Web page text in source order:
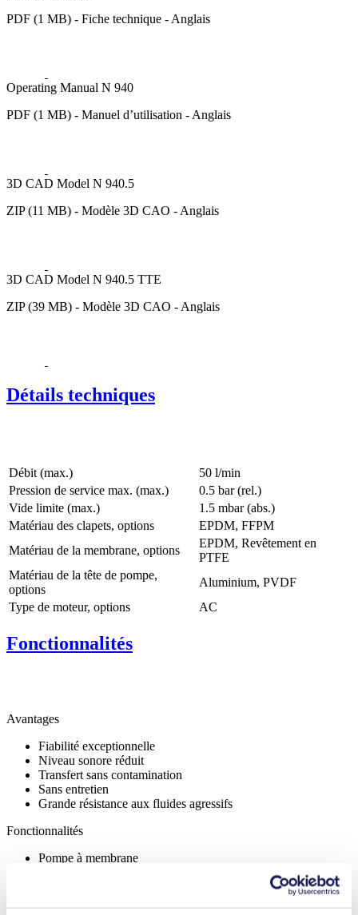
PDF (1 MB) - Fiche technique - Anglais
Operating Manual N 940
PDF (1 MB) - Manuel d’utilisation - Anglais
3D CAD Model N 940.5
ZIP (11 MB) - Modèle 3D CAO - Anglais
3D CAD Model N 940.5 TTE
ZIP (39 MB) - Modèle 3D CAO - Anglais
Détails techniques
Débit (max.)
50 l/min
Pression de service max. (max.)
0.5 bar (rel.)
Vide limite (max.)
1.5 mbar (abs.)
Matériau des clapets, options
EPDM, FFPM
Matériau de la membrane, options
EPDM, Revêtement en
PTFE
Matériau de la tête de pompe,
options
Aluminium, PVDF
Type de moteur, options
AC
Fonctionnalités
Avantages
Fiabilité exceptionnelle
Niveau sonore réduit
Transfert sans contamination
Sans entretien
Grande résistance aux fluides agressifs
Fonctionnalités
Pompe à membrane